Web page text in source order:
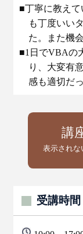
■丁寧に教え
も丁度いい
た。また機
■1日でVBAの
り、大変有
感も適切だ
講
表示されな
受講時間